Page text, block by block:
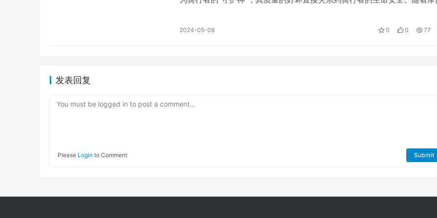
2024-05-08 0 0 77
发表回复
You must be logged in to post a comment...
Please Login to Comment Submit